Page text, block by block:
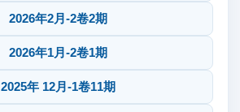
2026年2月-2卷2期
2026年1月-2卷1期
2025年 12月-1卷11期